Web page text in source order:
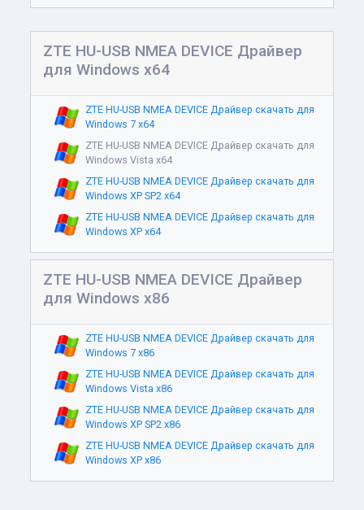
ZTE HU-USB NMEA DEVICE Драйвер
для Windows x64
ZTE HU-USB NMEA DEVICE Драйвер скачать для
Windows 7 x64
ZTE HU-USB NMEA DEVICE Драйвер скачать для
Windows Vista x64
ZTE HU-USB NMEA DEVICE Драйвер скачать для
Windows XP SP2 x64
ZTE HU-USB NMEA DEVICE Драйвер скачать для
Windows XP x64
ZTE HU-USB NMEA DEVICE Драйвер
для Windows x86
ZTE HU-USB NMEA DEVICE Драйвер скачать для
Windows 7 x86
ZTE HU-USB NMEA DEVICE Драйвер скачать для
Windows Vista x86
ZTE HU-USB NMEA DEVICE Драйвер скачать для
Windows XP SP2 x86
ZTE HU-USB NMEA DEVICE Драйвер скачать для
Windows XP x86